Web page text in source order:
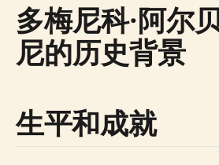
多梅尼科·阿尔
尼的历史背景
生平和成就